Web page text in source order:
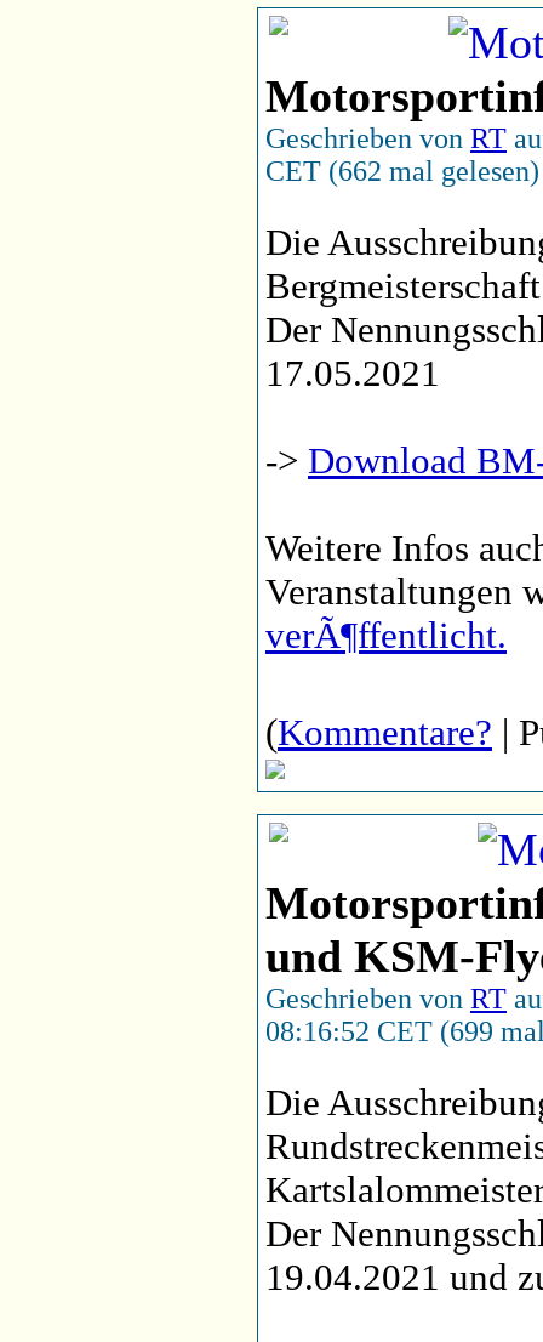
Geschrieben von RT
CET (662 mal gelesen)
Die
Der
17.05.2021
-> Download
Weitere Infos
Veranstaltungen
verÃ¶ffentlicht.
(Kommentare? |
und KSM-
Geschrieben von RT
08:16:52 CET (699
Die
Der
19.04.2021 und